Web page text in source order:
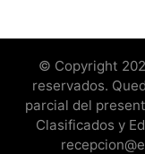
© Copyright
reservados.
parcial del
Clasificados y